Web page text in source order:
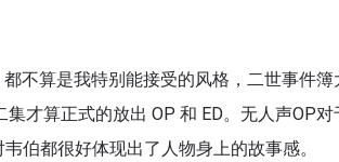
都不算是我特别能接受的风格，二世事件
才算正式的放出 OP 和 ED。无人声OP
伯都很好体现出了人物身上的故事感。